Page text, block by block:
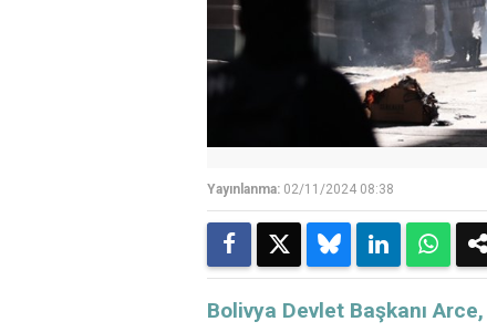
Yayınlanma: 02/11/2024 08:38
Bolivya Devlet Başkanı